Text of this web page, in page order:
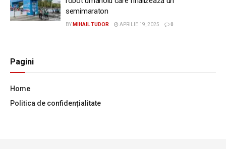
semimaraton
BY MIHAIL TUDOR APRILIE 19, 2025 0
Pagini
Home
Politica de confidențialitate